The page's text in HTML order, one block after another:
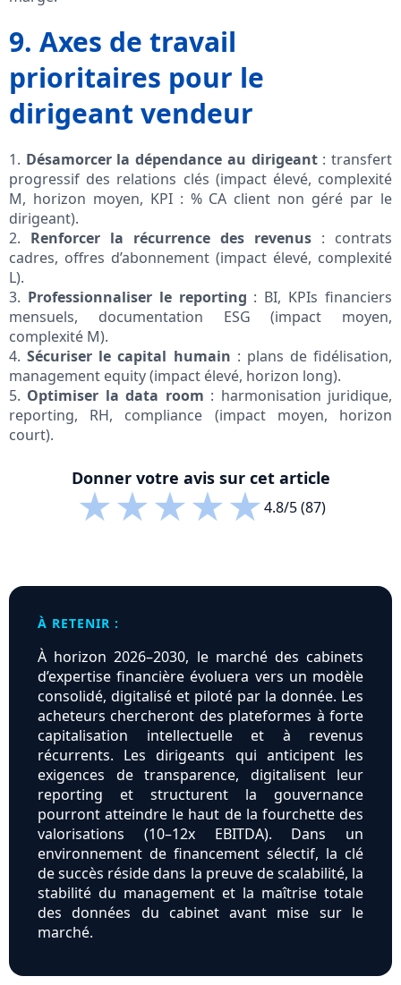
9. Axes de travail
prioritaires pour le
dirigeant vendeur
1. Désamorcer la dépendance au dirigeant: transfert
progressif des relations clés (impact élevé, complexité
M, horizon moyen, KPI : % CA client non géré par le
dirigeant).
2. Renforcer la récurrence des revenus : contrats
cadres, offres d’abonnement (impact élevé, complexité
L).
3. Professionnaliser le reporting : BI, KPIs financiers
mensuels, documentation ESG (impact moyen,
complexité M).
4.Sécuriser le capital humain : plans de fidélisation,
management equity (impact élevé, horizon long).
5. Optimiser la data room : harmonisation juridique,
reporting, RH, compliance (impact moyen, horizon
court).
Donner votre avis sur cet article
★★★★★4.8/5 (87)
À RETENIR :
À horizon 2026–2030, le marché des cabinets
d’expertise financière évoluera vers un modèle
consolidé, digitalisé et piloté par la donnée. Les
acheteurs chercheront des plateformes à forte
capitalisation intellectuelle et à revenus
récurrents. Les dirigeants qui anticipent les
exigences de transparence, digitalisent leur
reporting et structurent la gouvernance
pourront atteindre le haut de la fourchette des
valorisations (10–12x EBITDA). Dans un
environnement de financement sélectif, la clé
de succès réside dans la preuve de scalabilité, la
stabilité du management et la maîtrise totale
des données du cabinet avant mise sur le
marché.